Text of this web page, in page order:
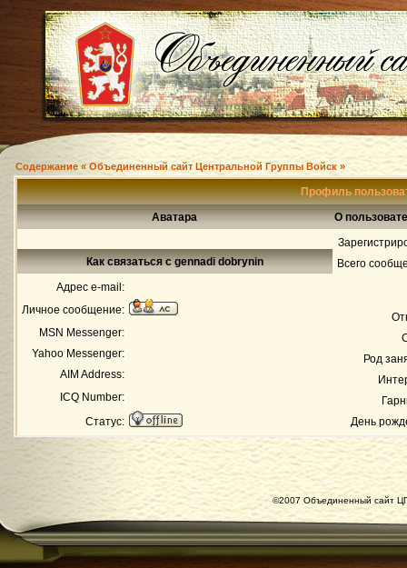
Содержание « Объединенный сайт Центральной Группы Войск »
Профиль
Аватара
О
Всего
Род
День
Как связаться с gennadi dobrynin
Адрес e-mail:
Личное сообщение:
MSN Messenger:
Yahoo Messenger:
AIM Address:
ICQ Number:
Статус:
©2007 Объединенный сайт